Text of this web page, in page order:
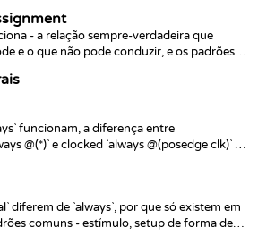
- a relação sempre-verdadeira que
e o que não pode conduzir, e os padrões
funcionam, a diferença entre
@(*)` e clocked `always @(posedge clk)` e
diferem de `always`, por que só existem em
comuns - estímulo, setup de forma de